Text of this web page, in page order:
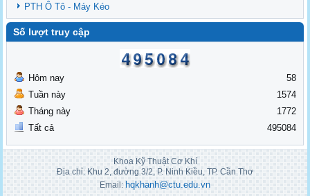
PTH Ô Tô - Máy Kéo
Số lượt truy cập
Hôm nay
Tuần này
Tháng này
Tất cả
58
1574
1772
495084
Khoa Kỹ Thuật Cơ Khí
Địa chỉ: Khu 2, đường 3/2, P. Ninh Kiều, TP. Cần Thơ
Email: hqkhanh@ctu.edu.vn